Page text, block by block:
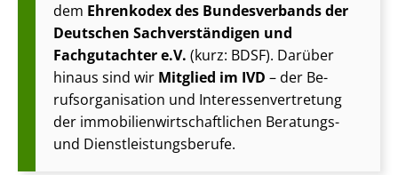
dem Ehrenkodex des Bundesverbands der
Deutschen Sach­ver­stän­di­gen und
Fachgutachter e.V. (kurz: BDSF). Darüber
hinaus sind wir Mitglied im IVD – der Be­
rufs­or­ga­ni­sa­ti­on und In­ter­es­sen­ver­tre­tung
der im­mo­bi­li­en­wirt­schaft­li­chen Beratungs-
und Dienst­leis­tungs­be­ru­fe.